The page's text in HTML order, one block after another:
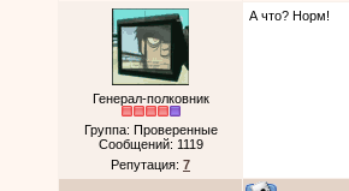
Генерал-полковник
Группа: Проверенные
Сообщений: 1119
Репутация: 7
А что? Норм!